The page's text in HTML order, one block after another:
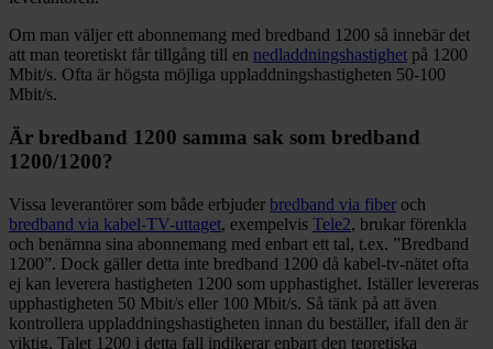
Om man väljer ett abonnemang med bredband 1200 så innebär det
att man teoretiskt får tillgång till en nedladdningshastighet på 1200
Mbit/s. Ofta är högsta möjliga uppladdningshastigheten 50-100
Mbit/s.
Är bredband 1200 samma sak som bredband
1200/1200?
Vissa leverantörer som både erbjuder bredband via fiber och
bredband via kabel-TV-uttaget, exempelvis Tele2, brukar förenkla
och benämna sina abonnemang med enbart ett tal, t.ex. ”Bredband
1200”. Dock gäller detta inte bredband 1200 då kabel-tv-nätet ofta
ej kan leverera hastigheten 1200 som upphastighet. Iställer levereras
upphastigheten 50 Mbit/s eller 100 Mbit/s. Så tänk på att även
kontrollera uppladdningshastigheten innan du beställer, ifall den är
viktig. Talet 1200 i detta fall indikerar enbart den teoretiska